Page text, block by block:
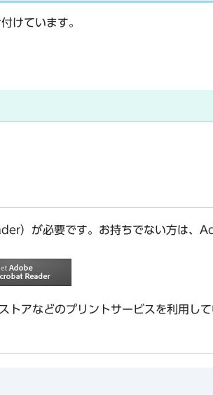
けています。
が必要です。お持ちでない方は、
アなどのプリントサービスを利用し